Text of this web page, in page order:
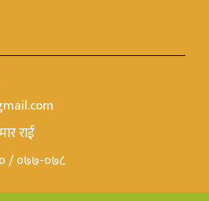
राई
/ ०७७-०७८